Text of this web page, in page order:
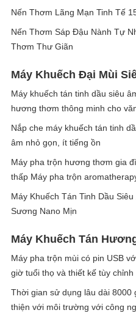
Nến Thơm Lãng Mạn Tinh Tế
Nến Thơm Sáp Đậu Nành Tự
Thơm Thư Giãn
Máy Khuếch Đại Mùi
Máy khuếch tán tinh dầu siêu
hương thơm thông minh cho
Nắp che máy khuếch tán tinh
âm nhỏ gọn, ít tiếng ồn
Máy pha trộn hương thơm gia
thấp Máy pha trộn
Máy Khuếch Tán Tinh Dầu
Sương Nano Mịn
Máy Khuếch Tán
Máy pha trộn mùi có pin USB
giờ tuổi thọ và thiết kế tùy chỉnh
Thời gian sử dụng lâu dài 8000
thiện với môi trường với công